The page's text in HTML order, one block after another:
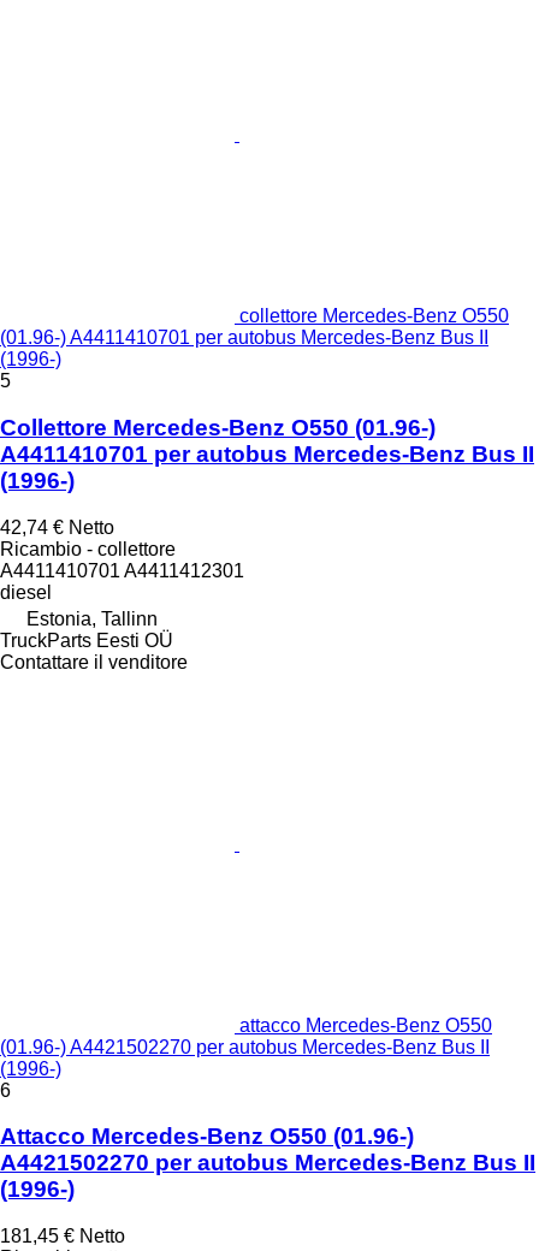
collettore Mercedes-Benz O550
(01.96-) A4411410701 per autobus Mercedes-Benz Bus II
(1996-)
5
Collettore Mercedes-Benz O550 (01.96-)
A4411410701 per autobus Mercedes-Benz Bus II
(1996-)
42,74 € Netto
Ricambio - collettore
A4411410701 A4411412301
diesel
Estonia, Tallinn
TruckParts Eesti OÜ
Contattare il venditore
attacco Mercedes-Benz O550
(01.96-) A4421502270 per autobus Mercedes-Benz Bus II
(1996-)
6
Attacco Mercedes-Benz O550 (01.96-)
A4421502270 per autobus Mercedes-Benz Bus II
(1996-)
181,45 € Netto